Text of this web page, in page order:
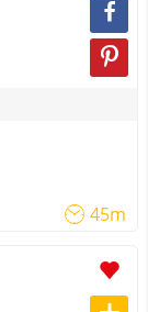
45m